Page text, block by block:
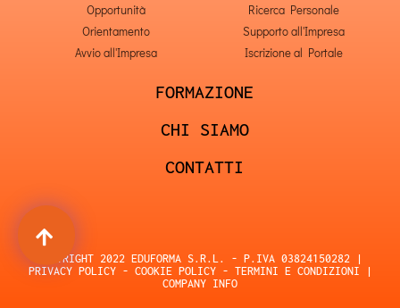
Opportunità
Orientamento
Avvio all'Impresa
Ricerca Personale
Supporto all'Impresa
Iscrizione al Portale
FORMAZIONE
CHI SIAMO
CONTATTI
COPYRIGHT 2022 EDUFORMA S.R.L. - P.IVA 03824150282 |
PRIVACY POLICY- COOKIE POLICY- TERMINI E CONDIZIONI |
COMPANY INFO